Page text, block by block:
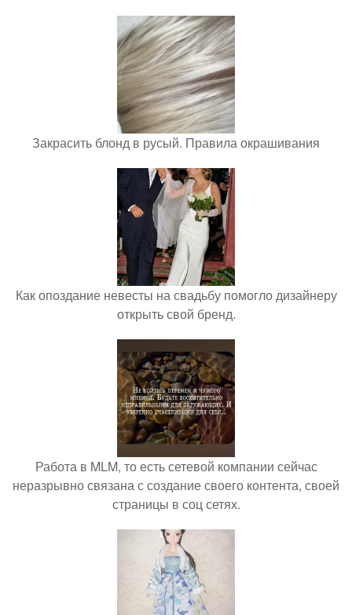
Закрасить блонд в русый. Правила окрашивания
Как опоздание невесты на свадьбу помогло дизайнеру
открыть свой бренд.
Работа в MLM, то есть сетевой компании сейчас
неразрывно связана с создание своего контента, своей
страницы в соц сетях.